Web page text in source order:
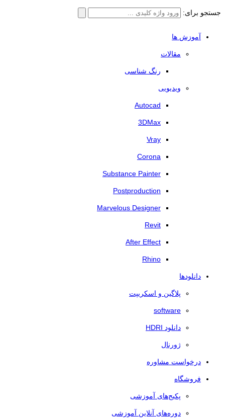
جستجو برای:
آموزش ها
مقالات
رنگ شناسی
ویدیویی
Autocad
3DMax
Vray
Corona
Substance Painter
Postproduction
Marvelous Designer
Revit
After Effect
Rhino
دانلودها
پلاگین و اسکریپت
software
دانلود HDRI
ژورنال
درخواست مشاوره
فروشگاه
پکیج‌های آموزشی
دوره‌های آنلاین آموزشی